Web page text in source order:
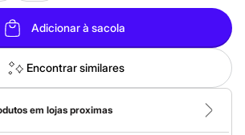
Adicionar à sacola
Encontrar similares
em lojas proximas